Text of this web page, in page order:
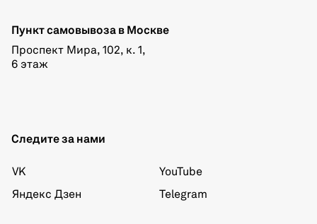
Пункт самовывоза в Москве
Проспект Мира, 102, к. 1,
6 этаж
Следите за нами
VK
Яндекс Дзен
YouTube
Telegram